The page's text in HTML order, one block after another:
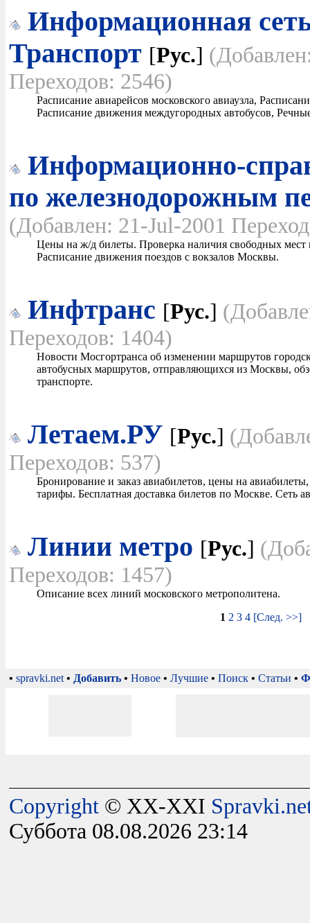
Информационная
Транспорт [Рус.]
Переходов: 2546)
Расписание авиарейсов московского авиаузла,
Расписание движения междугородных автобусов,
Информационно-
по железнодорожным
(Добавлен: 21-Jul-2001
Цены на ж/д билеты. Проверка наличия свободных мест
Расписание движения поездов с вокзалов Москвы.
Инфтранс [Рус.]
Переходов: 1404)
Новости Мосгортранса об изменении маршрутов
автобусных маршрутов, отправляющихся из Москвы,
транспорте.
Летаем.РУ [Рус.]
Переходов: 537)
Бронирование и заказ авиабилетов, цены на
тарифы. Бесплатная доставка билетов по Москве. Сеть
Линии метро [Рус.]
Переходов: 1457)
Описание всех линий московского метрополитена.
1 2 3 4 [След. >>]
• spravki.net • Добавить • Новое • Лучшие • Поиск • Статьи •
Copyright © XX-XXI
Суббота 08.08.2026 23:14